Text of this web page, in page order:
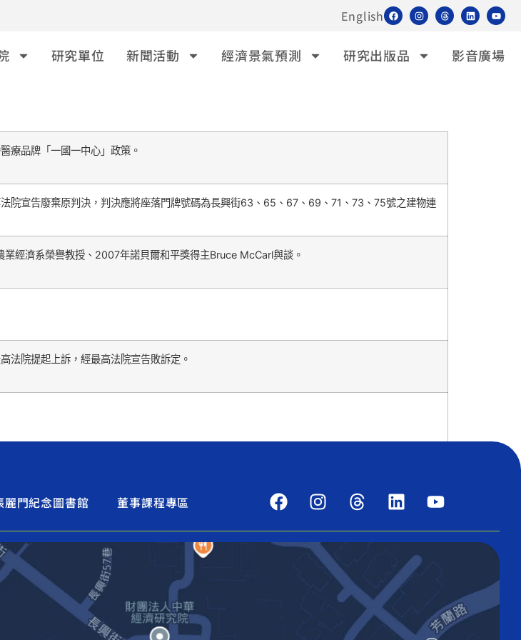
English
研究單位 新聞活動 經濟景氣預測 研究出版品 影音廣場
療品牌「一國一中心」政策。
院宣告廢棄原判決，判決應將座落門牌號碼為長興街63、65、67、69、71、73、75號之建物連
經濟系榮譽教授、2007年諾貝爾和平獎得主Bruce McCarl與談。
法院提起上訴，經最高法院宣告敗訴定。
麗門紀念圖書館 董事課程專區